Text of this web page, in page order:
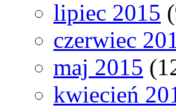
lipiec 2015
czerwiec
maj 2015
kwiecień